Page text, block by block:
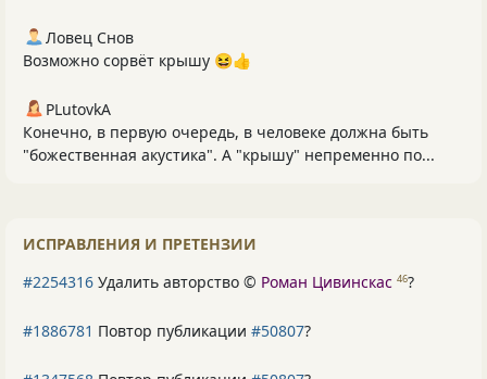
Ловец Снов
Возможно сорвёт крышу 😆👍
PLutоvkА
Конечно, в первую очередь, в человеке должна быть
"божественная акустика". А "крышу" непременно по...
ИСПРАВЛЕНИЯ И ПРЕТЕНЗИИ
#2254316 Удалить авторство © Роман Цивинскас 46?
#1886781 Повтор публикации #50807?